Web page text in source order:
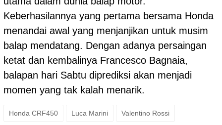
Keberhasilannya yang pertama bersama Honda
menandai awal yang menjanjikan untuk musim
balap mendatang. Dengan adanya persaingan
ketat dan kembalinya Francesco Bagnaia,
balapan hari Sabtu diprediksi akan menjadi
momen yang tak kalah menarik.
Honda CRF450 Luca Marini Valentino Rossi